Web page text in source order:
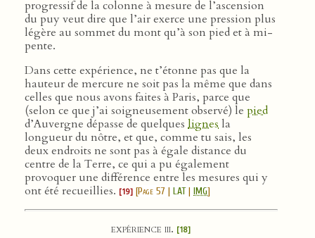
progressif de la colonne à mesure de l’ascension
du puy veut dire que l’air exerce une pression plus
légère au sommet du mont qu’à son pied et à mi-
pente.
Dans cette expérience, ne t’étonne pas que la
hauteur de mercure ne soit pas la même que dans
celles que nous avons faites à Paris, parce que
(selon ce que j’ai soigneusement observé) le pied
d’Auvergne dépasse de quelques lignesla
longueur du nôtre, et que, comme tu sais, les
deux endroits ne sont pas à égale distance du
centre de la Terre, ce qui a pu également
provoquer une différence entre les mesures qui y
ont été recueillies. [19] [Page 57 | LAT| IMG]
expérience iii. [18]